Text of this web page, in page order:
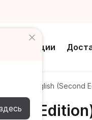
Акции
Incredible English (Second